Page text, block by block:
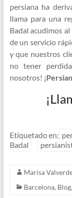
persiana ha
llama para una
Badal acudimos
de un servicio
y que nuestros
no tener
nosotros! ¡
Etiquetado en:
Badal
Marisa
Barcelona, Blog,